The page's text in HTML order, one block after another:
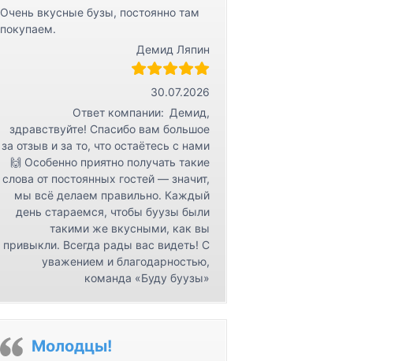
Очень вкусные бузы, постоянно там
покупаем.
Демид Ляпин
30.07.2026
Ответ компании: Демид,
здравствуйте! Спасибо вам большое
за отзыв и за то, что остаётесь с нами
🙌 Особенно приятно получать такие
слова от постоянных гостей — значит,
мы всё делаем правильно. Каждый
день стараемся, чтобы буузы были
такими же вкусными, как вы
привыкли. Всегда рады вас видеть! С
уважением и благодарностью,
команда «Буду буузы»
Молодцы!